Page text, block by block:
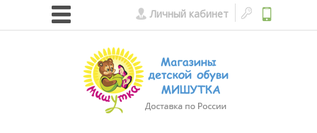
Личный кабинет